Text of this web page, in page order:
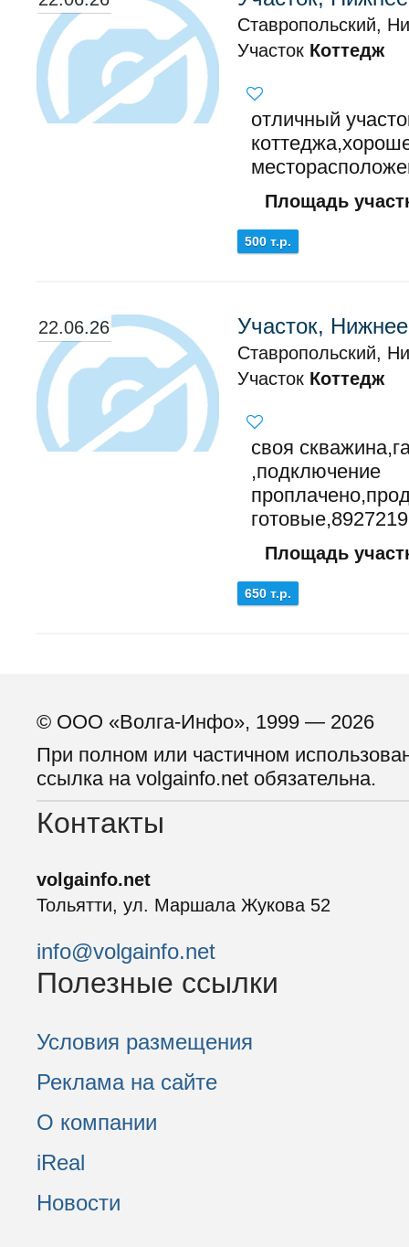
Ставропольский,
Участок Коттедж
отличный
Площадь
500 т.р.
22.06.26 Участок,
Ставропольский,
Участок Коттедж
своя
,подключение
Площадь
650 т.р.
© ООО «Волга-Инфо», 1999 — 2026
При полном или частичном
ссылка на volgainfo.net обязательна.
Контакты
volgainfo.net
Тольятти, ул. Маршала Жукова 52
info@volgainfo.net
Полезные ссылки
Условия размещения
Реклама на сайте
О компании
iReal
Новости